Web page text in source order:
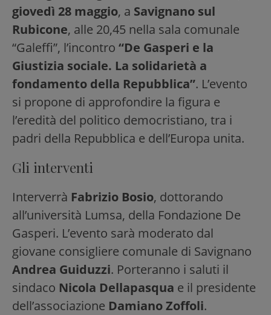
giovedì 28 maggio, a Savignano sul
Rubicone, alle 20,45 nella sala comunale
“Galeffi”, l’incontro “De Gasperi e la
Giustizia sociale. La solidarietà a
fondamento della Repubblica”. L’evento
si propone di approfondire la figura e
l’eredità del politico democristiano, tra i
padri della Repubblica e dell’Europa unita.
Gli interventi
Interverrà Fabrizio Bosio, dottorando
all’università Lumsa, della Fondazione De
Gasperi. L’evento sarà moderato dal
giovane consigliere comunale di Savignano
Andrea Guiduzzi. Porteranno i saluti il
sindaco Nicola Dellapasqua e il presidente
dell’associazione Damiano Zoffoli.